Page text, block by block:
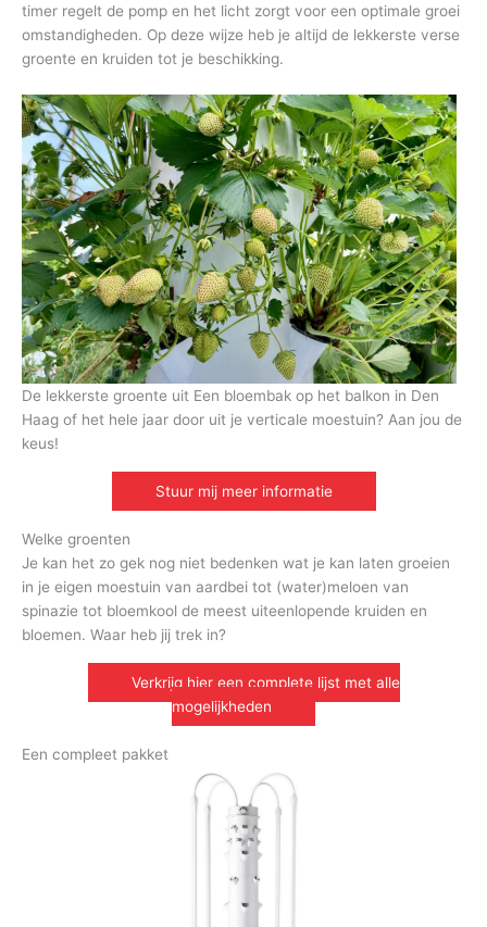
timer regelt de pomp en het licht zorgt voor een optimale groei
omstandigheden. Op deze wijze heb je altijd de lekkerste verse
groente en kruiden tot je beschikking.
De lekkerste groente uit Een bloembak op het balkon in Den
Haag of het hele jaar door uit je verticale moestuin? Aan jou de
keus!
Stuur mij meer informatie
Welke groenten
Je kan het zo gek nog niet bedenken wat je kan laten groeien
in je eigen moestuin van aardbei tot (water)meloen van
spinazie tot bloemkool de meest uiteenlopende kruiden en
bloemen. Waar heb jij trek in?
Verkrijg hier een complete lijst met alle
mogelijkheden
Een compleet pakket